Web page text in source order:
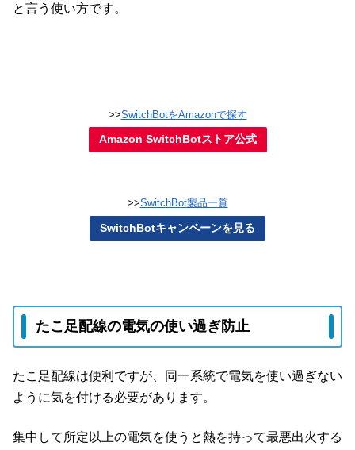
と言う使い方です。
>>SwitchBotをAmazonで探す
Amazon SwitchBotストア公式
>>SwitchBot製品一覧
SwitchBotキャンペーンを見る
たこ足配線の電気の使い過ぎ防止
たこ足配線は便利ですが、同一系統で電気を使い過ぎない
ように気を付ける必要があります。
集中して所定以上の電気を使うと熱を持って最悪出火する